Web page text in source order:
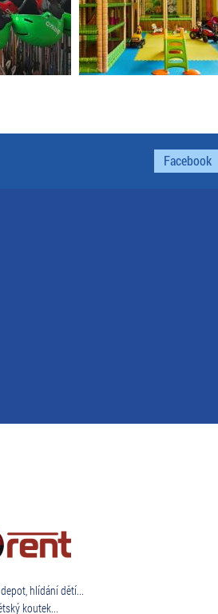
Facebook
hlídání dětí...
koutek...